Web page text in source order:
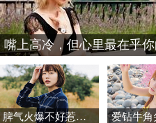
嘴上高冷，但心里最在乎
脾气火爆不好惹，异常护短的星座